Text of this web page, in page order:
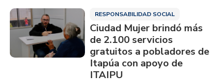
RESPONSABILIDAD SOCIAL
Ciudad Mujer brindó más
de 2.100 servicios
gratuitos a pobladores de
Itapúa con apoyo de
ITAIPU